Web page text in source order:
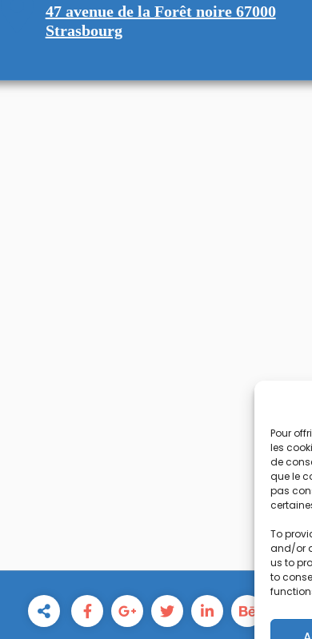
Pour
les
de
que le
pas
To
and/or
us to
to
47 avenue de la Forêt noire 67000
Strasbourg